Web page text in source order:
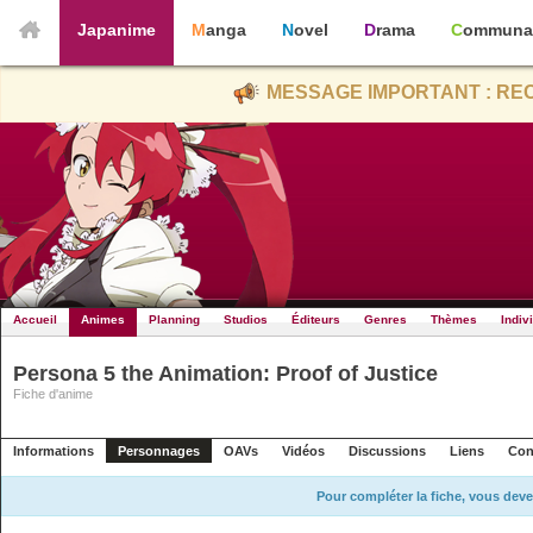
Japanime Manga Novel Drama
MESSAGE IMPORTANT :
Accueil Animes Planning Studios Éditeurs Genres Thèmes
Persona 5 the Animation: Proof of Justice
Fiche d'anime
Informations Personnages OAVs Vidéos Discussions Liens
Pour compléter la fiche, vous